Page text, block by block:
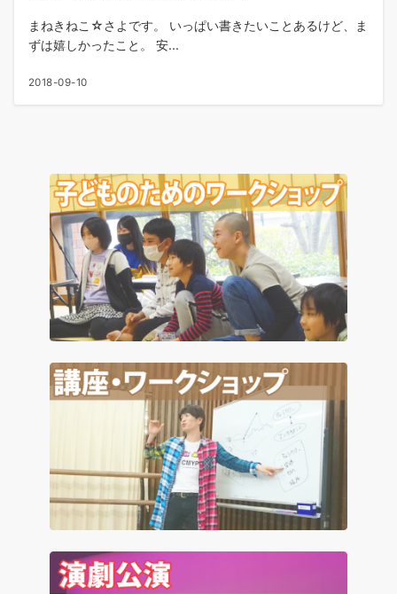
まねきねこ☆さよです。 いっぱい書きたいことあるけど、ま
ずは嬉しかったこと。 安...
2018-09-10